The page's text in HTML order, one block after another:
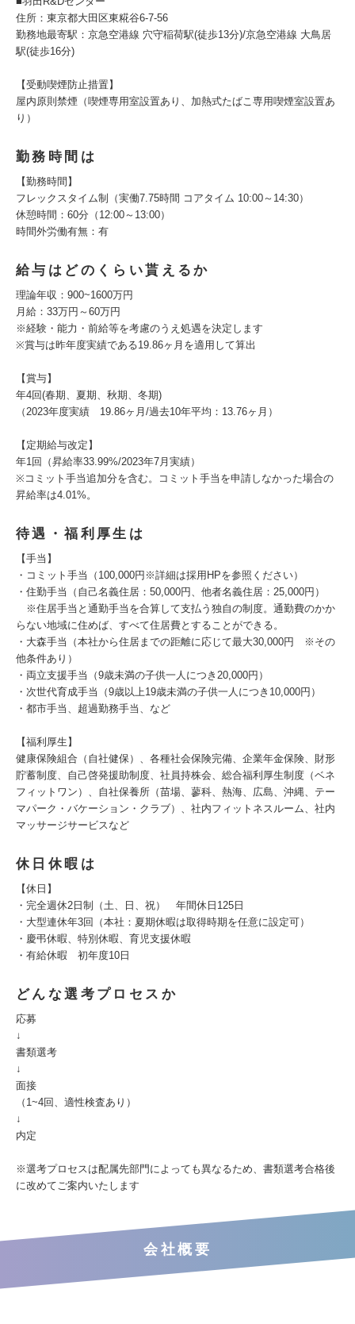
住所：東京都大田区東糀谷6-7-56
勤務地最寄駅：京急空港線 穴守稲荷駅(徒歩13分)/京急空港線 大鳥居
駅(徒歩16分)
【受動喫煙防止措置】
屋内原則禁煙（喫煙専用室設置あり、加熱式たばこ専用喫煙室設置あ
り）
勤務時間は
【勤務時間】
フレックスタイム制（実働7.75時間 コアタイム 10:00～14:30）
休憩時間：60分（12:00～13:00）
時間外労働有無：有
給与はどのくらい貰えるか
理論年収：900~1600万円
月給：33万円～60万円
※経験・能力・前給等を考慮のうえ処遇を決定します
※賞与は昨年度実績である19.86ヶ月を適用して算出
【賞与】
年4回(春期、夏期、秋期、冬期)
（2023年度実績 19.86ヶ月/過去10年平均：13.76ヶ月）
【定期給与改定】
年1回（昇給率33.99%/2023年7月実績）
※コミット手当追加分を含む。コミット手当を申請しなかった場合の
昇給率は4.01%。
待遇・福利厚生は
【手当】
・コミット手当（100,000円※詳細は採用HPを参照ください）
・住勤手当（自己名義住居：50,000円、他者名義住居：25,000円）
※住居手当と通勤手当を合算して支払う独自の制度。通勤費のかか
らない地域に住めば、すべて住居費とすることができる。
・大森手当（本社から住居までの距離に応じて最大30,000円 ※その
他条件あり）
・両立支援手当（9歳未満の子供一人につき20,000円）
・次世代育成手当（9歳以上19歳未満の子供一人につき10,000円）
・都市手当、超過勤務手当、など
【福利厚生】
健康保険組合（自社健保）、各種社会保険完備、企業年金保険、財形
貯蓄制度、自己啓発援助制度、社員持株会、総合福利厚生制度（ベネ
フィットワン）、自社保養所（苗場、蓼科、熱海、広島、沖縄、テー
マパーク・バケーション・クラブ）、社内フィットネスルーム、社内
マッサージサービスなど
休日休暇は
【休日】
・完全週休2日制（土、日、祝） 年間休日125日
・大型連休年3回（本社：夏期休暇は取得時期を任意に設定可）
・慶弔休暇、特別休暇、育児支援休暇
・有給休暇 初年度10日
どんな選考プロセスか
応募
↓
書類選考
↓
面接
（1~4回、適性検査あり）
↓
内定
※選考プロセスは配属先部門によっても異なるため、書類選考合格後
に改めてご案内いたします
会社概要